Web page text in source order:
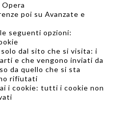
poi su Avanzate e
seguenti opzioni:
dal sito che si visita: i
e che vengono inviati da
da quello che si sta
rifiutati
i cookie: tutti i cookie non